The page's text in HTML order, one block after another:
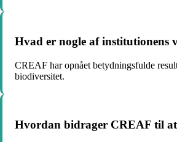
Hvad er nogle af institutionens
CREAF har opnået betydningsfulde
biodiversitet.
Hvordan bidrager CREAF til